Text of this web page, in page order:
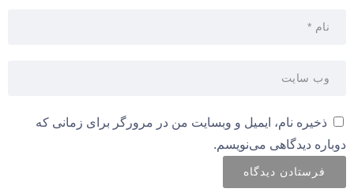
ذخیره نام، ایمیل و وبسایت من در مرورگر برای زمانی که
دوباره دیدگاهی می‌نویسم.